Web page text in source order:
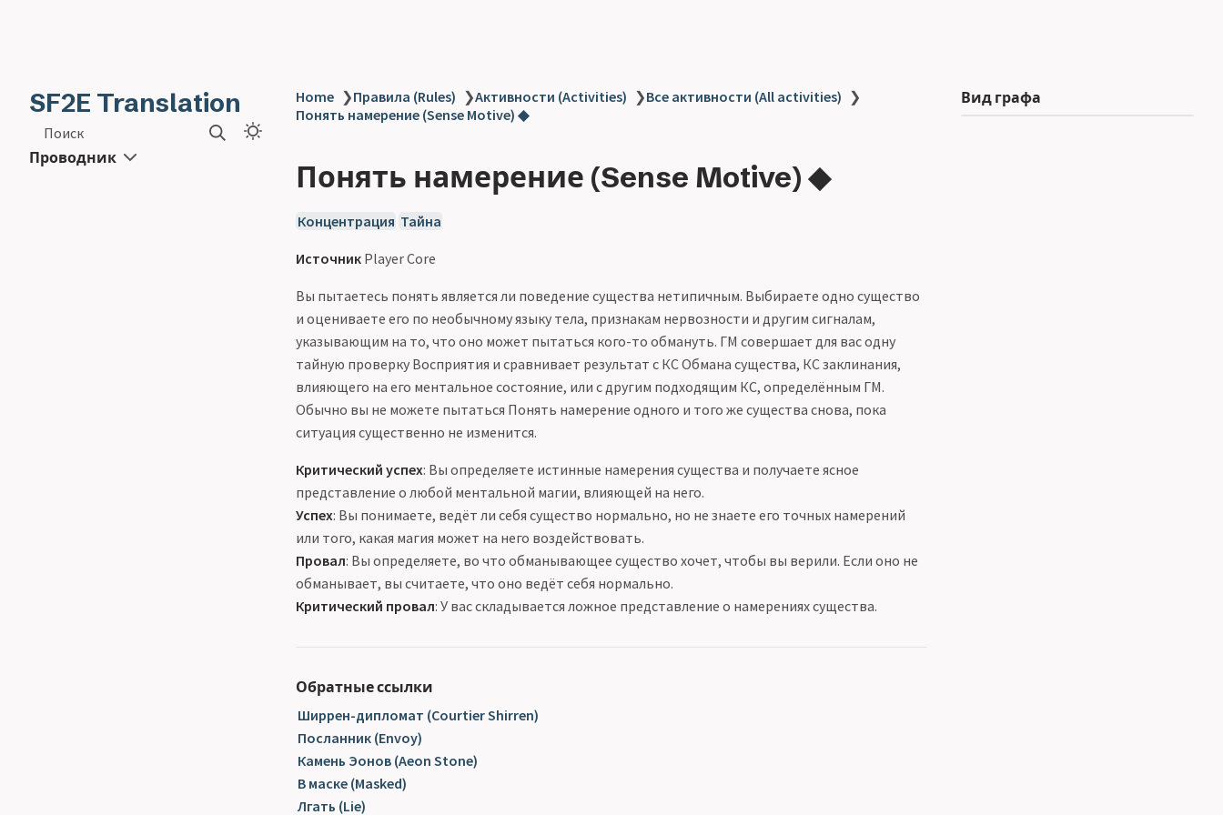
SF2E Translation
Поиск
Проводник
Home ❯Правила (Rules) ❯Активности (Activities) ❯Все активности (All activities) ❯
Понять намерение (Sense Motive) ◆
Понять намерение (Sense Motive) ◆
Концентрация Тайна
Источник Player Core
Вы пытаетесь понять является ли поведение существа нетипичным. Выбираете одно существо
и оцениваете его по необычному языку тела, признакам нервозности и другим сигналам,
указывающим на то, что оно может пытаться кого-то обмануть. ГМ совершает для вас одну
тайную проверку Восприятия и сравнивает результат с КС Обмана существа, КС заклинания,
влияющего на его ментальное состояние, или с другим подходящим КС, определённым ГМ.
Обычно вы не можете пытаться Понять намерение одного и того же существа снова, пока
ситуация существенно не изменится.
Критический успех: Вы определяете истинные намерения существа и получаете ясное
представление о любой ментальной магии, влияющей на него.
Успех: Вы понимаете, ведёт ли себя существо нормально, но не знаете его точных намерений
или того, какая магия может на него воздействовать.
Провал: Вы определяете, во что обманывающее существо хочет, чтобы вы верили. Если оно не
обманывает, вы считаете, что оно ведёт себя нормально.
Критический провал: У вас складывается ложное представление о намерениях существа.
Обратные ссылки
Ширрен-дипломат (Courtier Shirren)
Посланник (Envoy)
Камень Эонов (Aeon Stone)
В маске (Masked)
Лгать (Lie)
Вид графа